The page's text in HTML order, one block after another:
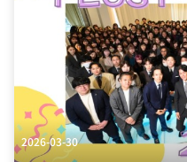
2026-03-30